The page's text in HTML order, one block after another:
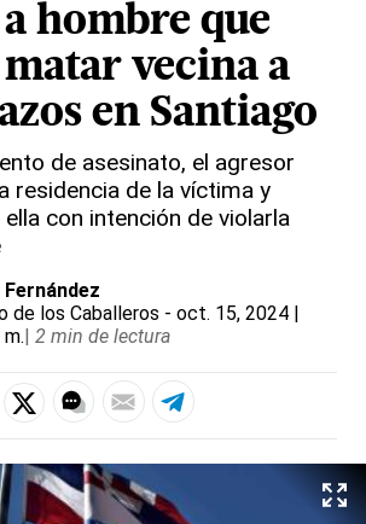
hombre que
vecina a
en Santiago
de asesinato, el agresor
residencia de la víctima y
con intención de violarla
Fernández
de los Caballeros - oct. 15, 2024 |
| 2 min de lectura